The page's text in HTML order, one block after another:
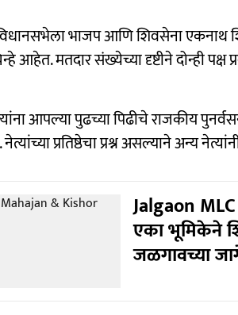
भाजप आणि शिवसेना एकनाथ
आहेत. मतदार संख्येच्या दृष्टीने दोन्ही
आपल्या पुढच्या पिढीचे राजकीय
नेत्यांच्या प्रतिष्ठेचा प्रश्न असल्याने अन्य
Jalgaon
एका भूमिकेने
जळगावच्या